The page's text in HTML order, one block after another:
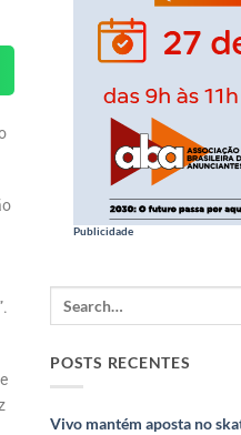
Publicidade
POSTS RECENTES
Vivo mantém aposta no